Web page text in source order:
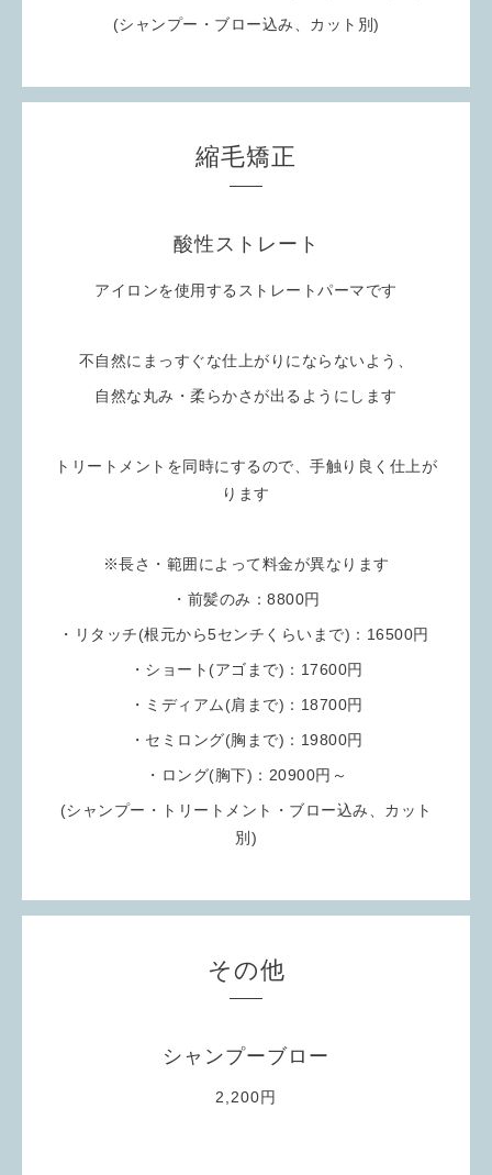
(シャンプー・ブロー込み、カット別)
縮毛矯正
酸性ストレート
アイロンを使用するストレートパーマです
不自然にまっすぐな仕上がりにならないよう、
自然な丸み・柔らかさが出るようにします
トリートメントを同時にするので、手触り良く仕上が
ります
※長さ・範囲によって料金が異なります
・前髪のみ：8800円
・リタッチ(根元から5センチくらいまで)：16500円
・ショート(アゴまで)：17600円
・ミディアム(肩まで)：18700円
・セミロング(胸まで)：19800円
・ロング(胸下)：20900円～
(シャンプー・トリートメント・ブロー込み、カット
別)
その他
シャンプーブロー
2,200円